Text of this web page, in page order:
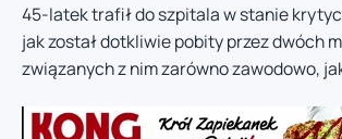
45-latek trafił do szpitala w stanie
jak został dotkliwie pobity przez dwóch
związanych z nim zarówno zawodowo,